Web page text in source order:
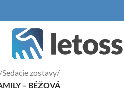
Sedacie zostavy/
– BÉŽOVÁ